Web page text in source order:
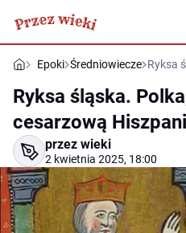
Epoki Średniowiecze Ryksa
Ryksa śląska.
cesarzową
przez wieki
2 kwietnia 2025, 18:00